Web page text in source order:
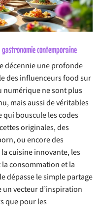
contemporaine
décennie une profonde
des influenceurs food sur
numérique ne sont plus
mais aussi de véritables
bouscule les codes
originales, des
ou encore des
cuisine innovante, les
consommation et la
dépasse le simple partage
un vecteur d’inspiration
que pour les